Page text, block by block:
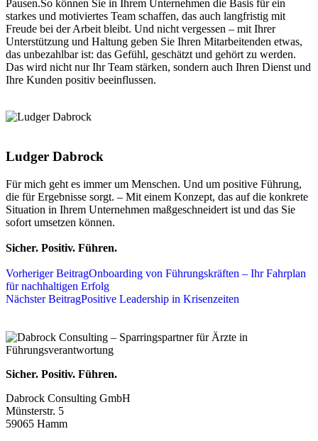
Pausen.So können Sie in Ihrem Unternehmen die Basis für ein
starkes und motiviertes Team schaffen, das auch langfristig mit
Freude bei der Arbeit bleibt. Und nicht vergessen – mit Ihrer
Unterstützung und Haltung geben Sie Ihren Mitarbeitenden etwas,
das unbezahlbar ist: das Gefühl, geschätzt und gehört zu werden.
Das wird nicht nur Ihr Team stärken, sondern auch Ihren Dienst und
Ihre Kunden positiv beeinflussen.
Ludger Dabrock
Für mich geht es immer um Menschen. Und um positive Führung,
die für Ergebnisse sorgt. – Mit einem Konzept, das auf die konkrete
Situation in Ihrem Unternehmen maßgeschneidert ist und das Sie
sofort umsetzen können.
Sicher. Positiv. Führen.
Vorheriger BeitragOnboarding von Führungskräften – Ihr Fahrplan
für nachhaltigen Erfolg
Nächster BeitragPositive Leadership in Krisenzeiten
Sicher. Positiv. Führen.
Dabrock Consulting GmbH
Münsterstr. 5
59065 Hamm